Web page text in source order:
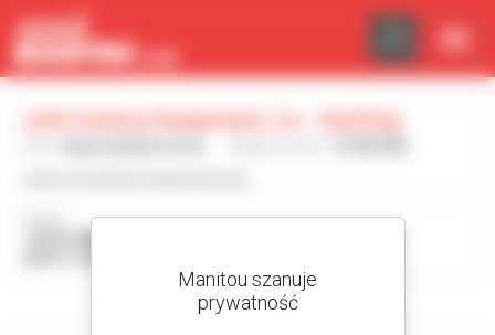
Wyświetl filtry wyszukiwania
Panel zarządzania plikami cookies
Manitou szanuje
prywatność